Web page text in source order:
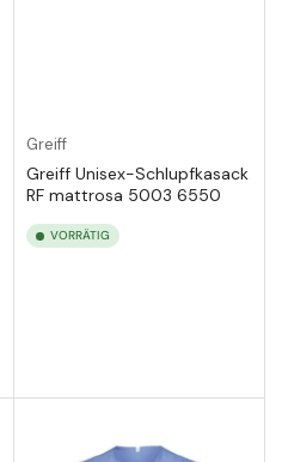
Greiff
Greiff Unisex-Schlupfkasack
RF mattrosa 5003 6550
VORRÄTIG